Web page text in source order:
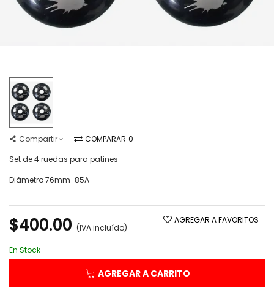
Compartir COMPARAR 0
Set de 4 ruedas para patines
Diámetro 76mm-85A
$400.00 (IVA incluído)
AGREGAR A FAVORITOS
En Stock
AGREGAR A CARRITO